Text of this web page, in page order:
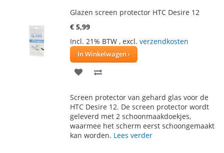
Glazen screen protector HTC Desire 12
€ 5,99
Incl. 21% BTW , excl. verzendkosten
In Winkelwagen
VOEG
AAN
VERLANGLIJST
TE
VERGELIJKEN
Screen protector van gehard glas voor de
HTC Desire 12. De screen protector wordt
geleverd met 2 schoonmaakdoekjes,
waarmee het scherm eerst schoongemaakt
kan worden. Lees verder